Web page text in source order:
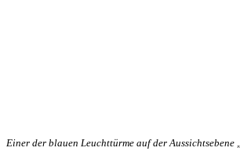
Einer der blauen Leuchttürme auf der Aussichtsebene